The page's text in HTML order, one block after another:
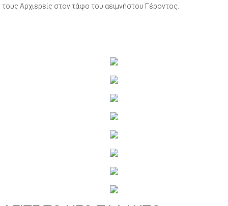
τους Αρχιερείς στον τάφο του αειμνήστου Γέροντος.